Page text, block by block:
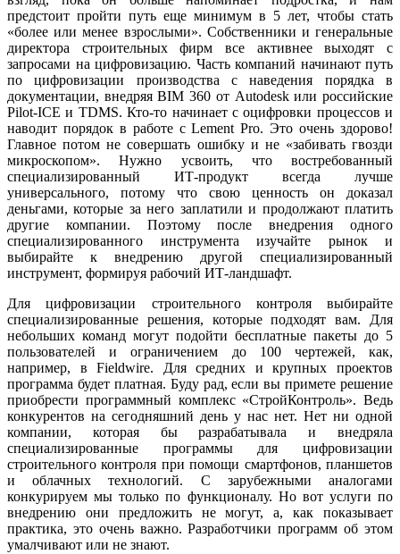
предстоит пройти путь еще минимум в 5 лет, чтобы стать
«более или менее взрослыми». Собственники и генеральные
директора строительных фирм все активнее выходят с
запросами на цифровизацию. Часть компаний начинают путь
по цифровизации производства с наведения порядка в
документации, внедряя BIM 360 от Autodesk или российские
Pilot-ICE и TDMS. Кто-то начинает с оцифровки процессов и
наводит порядок в работе с Lement Pro. Это очень здорово!
Главное потом не совершать ошибку и не «забивать гвозди
микроскопом». Нужно усвоить, что востребованный
специализированный ИТ-продукт всегда лучше
универсального, потому что свою ценность он доказал
деньгами, которые за него заплатили и продолжают платить
другие компании. Поэтому после внедрения одного
специализированного инструмента изучайте рынок и
выбирайте к внедрению другой специализированный
инструмент, формируя рабочий ИТ-ландшафт.
Для цифровизации строительного контроля выбирайте
специализированные решения, которые подходят вам. Для
небольших команд могут подойти бесплатные пакеты до 5
пользователей и ограничением до 100 чертежей, как,
например, в Fieldwire. Для средних и крупных проектов
программа будет платная. Буду рад, если вы примете решение
приобрести программный комплекс «СтройКонтроль». Ведь
конкурентов на сегодняшний день у нас нет. Нет ни одной
компании, которая бы разрабатывала и внедряла
специализированные программы для цифровизации
строительного контроля при помощи смартфонов, планшетов
и облачных технологий. С зарубежными аналогами
конкурируем мы только по функционалу. Но вот услуги по
внедрению они предложить не могут, а, как показывает
практика, это очень важно. Разработчики программ об этом
умалчивают или не знают.